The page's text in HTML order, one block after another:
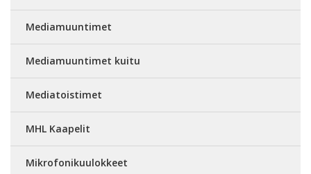
Mediamuuntimet
Mediamuuntimet kuitu
Mediatoistimet
MHL Kaapelit
Mikrofonikuulokkeet